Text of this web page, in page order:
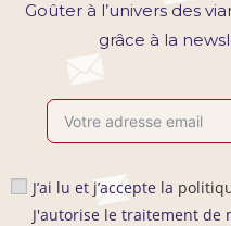
Goûter à l’univers des
grâce à la
J’ai lu et j’accepte la
J'autorise le traitement de